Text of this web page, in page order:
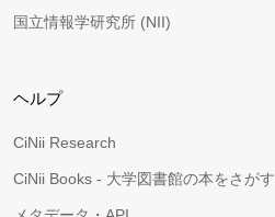
国立情報学研究所 (NII)
ヘルプ
CiNii Research
CiNii Books - 大学図書館の本をさがす